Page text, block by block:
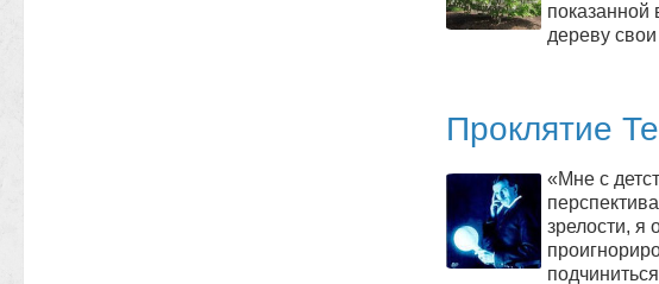
показанной
дереву
Проклятие
«Мне с
зрелости, я